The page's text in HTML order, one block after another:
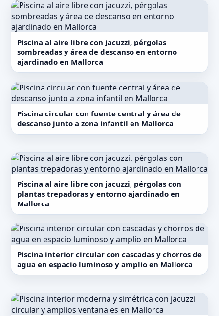
Piscina al aire libre con jacuzzi, pérgolas
sombreadas y área de descanso en entorno
ajardinado en Mallorca
Piscina circular con fuente central y área de
descanso junto a zona infantil en Mallorca
Piscina al aire libre con jacuzzi, pérgolas con
plantas trepadoras y entorno ajardinado en
Mallorca
Piscina interior circular con cascadas y chorros de
agua en espacio luminoso y amplio en Mallorca